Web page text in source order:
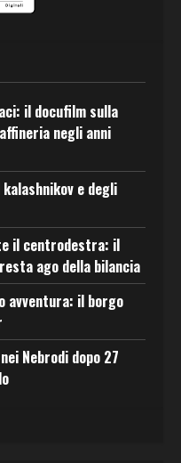
il docufilm sulla
negli anni
e degli
il centrodestra: il
ago della bilancia
avventura: il borgo
Nebrodi dopo 27